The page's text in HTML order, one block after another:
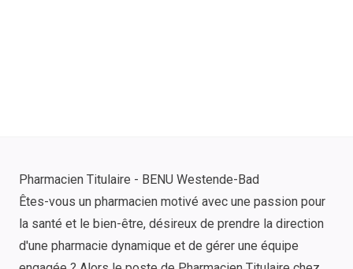
Pharmacien Titulaire - BENU Westende-Bad
Êtes-vous un pharmacien motivé avec une passion pour
la santé et le bien-être, désireux de prendre la direction
d'une pharmacie dynamique et de gérer une équipe